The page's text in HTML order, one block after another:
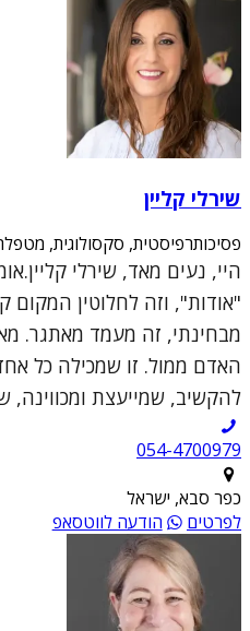
שירלי קליין
פסיכותרפיסטית, סקסולוגית,
היי, נעים מאד, שירלי
"אודות", וזה לחלוטין
מבחינתי, זה מעמד מאתגר.
האדם ממול. זו שמכילה כל
להקשיב, שמייעצת
054-4700979
כפר סבא, ישראל
לפרטים
הודעה לווטסאפ